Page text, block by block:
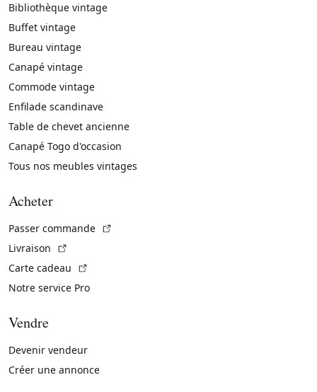
Bibliothèque vintage
Buffet vintage
Bureau vintage
Canapé vintage
Commode vintage
Enfilade scandinave
Table de chevet ancienne
Canapé Togo d'occasion
Tous nos meubles vintages
Acheter
Passer commande
Livraison
Carte cadeau
Notre service Pro
Vendre
Devenir vendeur
Créer une annonce